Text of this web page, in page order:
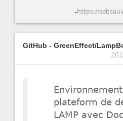
-https://
GitHub - GreenEffect/
plateform de
LAMP avec